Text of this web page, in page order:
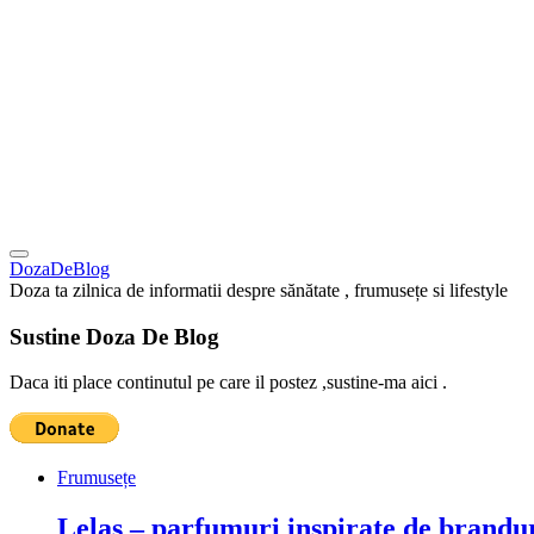
DozaDeBlog
Doza ta zilnica de informatii despre sănătate , frumusețe si lifestyle
Sustine Doza De Blog
Daca iti place continutul pe care il postez ,sustine-ma aici .
Frumusețe